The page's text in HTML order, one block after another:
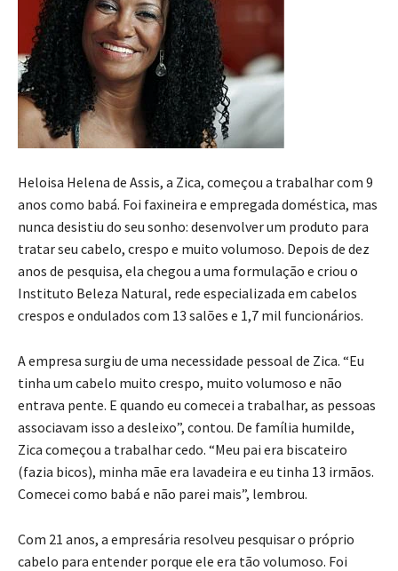
Heloisa Helena de Assis, a Zica, começou a trabalhar com 9
anos como babá. Foi faxineira e empregada doméstica, mas
nunca desistiu do seu sonho: desenvolver um produto para
tratar seu cabelo, crespo e muito volumoso. Depois de dez
anos de pesquisa, ela chegou a uma formulação e criou o
Instituto Beleza Natural, rede especializada em cabelos
crespos e ondulados com 13 salões e 1,7 mil funcionários.
A empresa surgiu de uma necessidade pessoal de Zica. “Eu
tinha um cabelo muito crespo, muito volumoso e não
entrava pente. E quando eu comecei a trabalhar, as pessoas
associavam isso a desleixo”, contou. De família humilde,
Zica começou a trabalhar cedo. “Meu pai era biscateiro
(fazia bicos), minha mãe era lavadeira e eu tinha 13 irmãos.
Comecei como babá e não parei mais”, lembrou.
Com 21 anos, a empresária resolveu pesquisar o próprio
cabelo para entender porque ele era tão volumoso. Foi